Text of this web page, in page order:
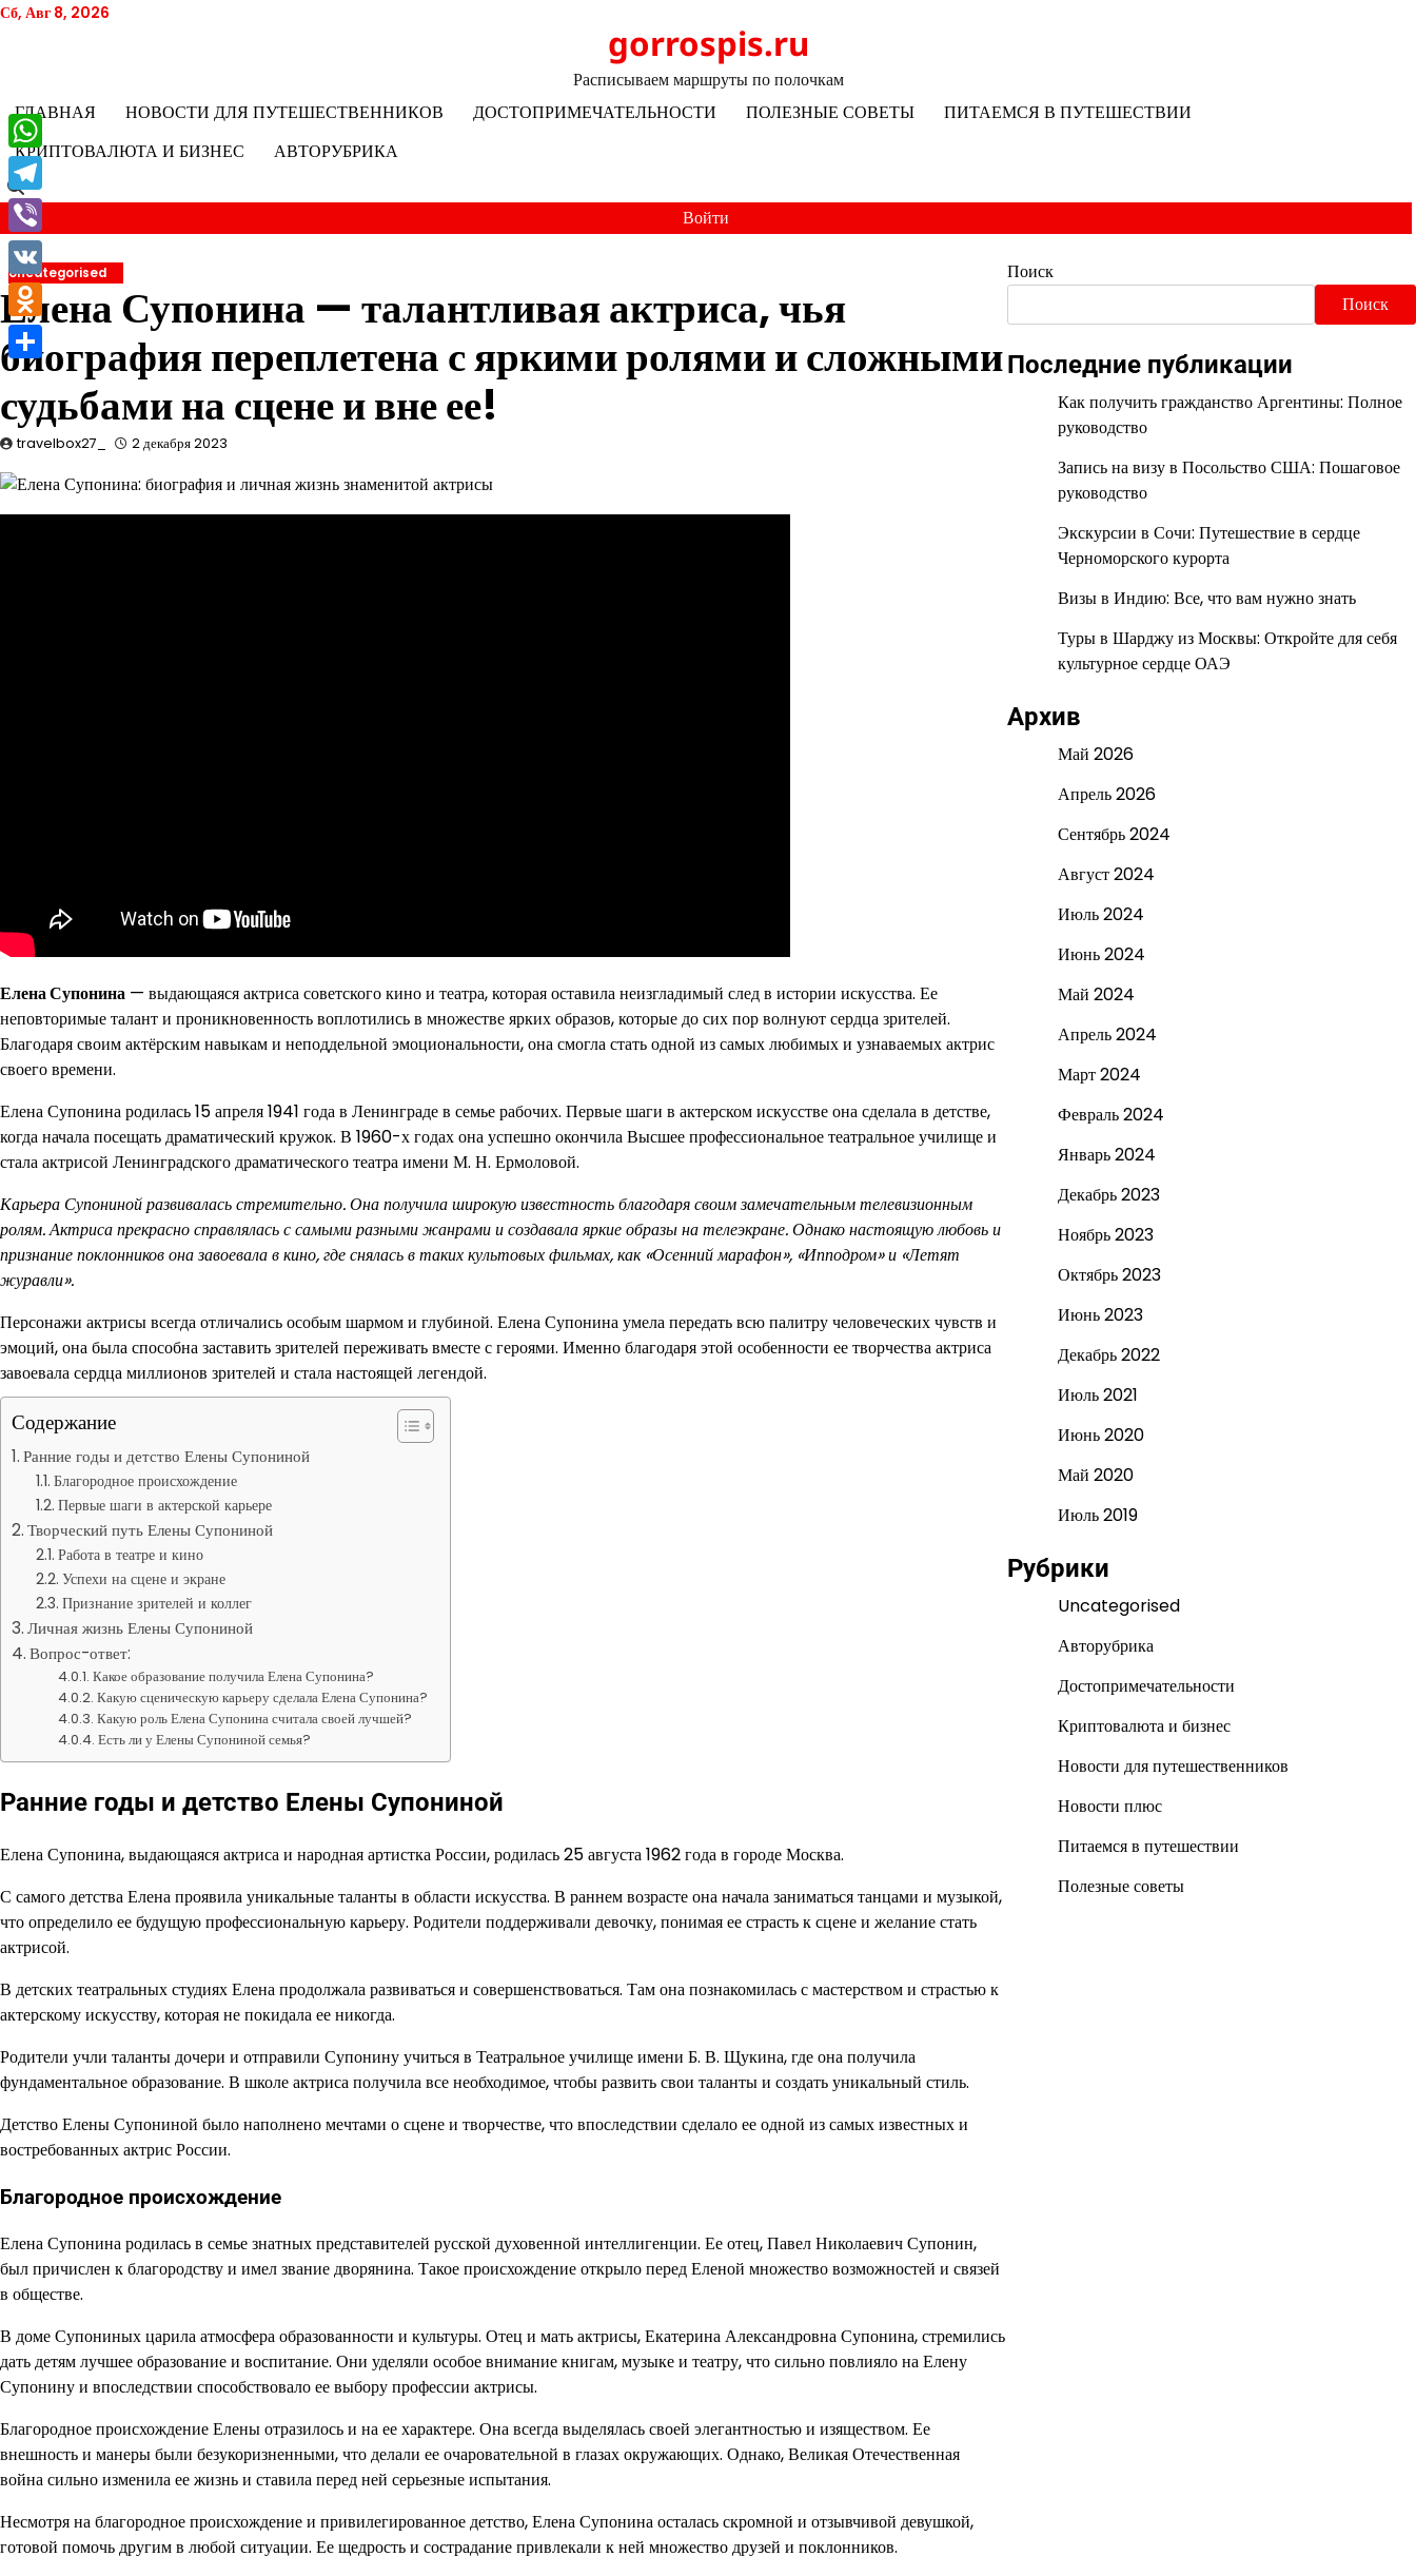
Перейти
Сб, Авг 8, 2026
gorrospis.ru
Расписываем маршруты по полочкам
ГЛАВНАЯ
НОВОСТИ ДЛЯ ПУТЕШЕСТВЕННИКОВ ДОСТОПРИМЕЧАТЕЛЬНОСТИ ПОЛЕЗНЫЕ СОВЕТЫ
ПИТАЕМСЯ В ПУТЕШЕСТВИИ
КРИПТОВАЛЮТА И БИЗНЕС
АВТОРУБРИКА
Войти
Uncategorised
Елена Супонина — талантливая актриса, чья
биография переплетена с яркими ролями и сложными
судьбами на сцене и вне ее!
travelbox27_ 2 декабря 2023
Елена Супонина — выдающаяся актриса советского кино и театра, которая оставила неизгладимый след в истории искусства. Ее
неповторимые талант и проникновенность воплотились в множестве ярких образов, которые до сих пор волнуют сердца зрителей.
Благодаря своим актёрским навыкам и неподдельной эмоциональности, она смогла стать одной из самых любимых и узнаваемых актрис
своего времени.
Елена Супонина родилась 15 апреля 1941 года в Ленинграде в семье рабочих. Первые шаги в актерском искусстве она сделала в детстве,
когда начала посещать драматический кружок. В 1960-х годах она успешно окончила Высшее профессиональное театральное училище и
стала актрисой Ленинградского драматического театра имени М. Н. Ермоловой.
Карьера Супониной развивалась стремительно. Она получила широкую известность благодаря своим замечательным телевизионным
ролям. Актриса прекрасно справлялась с самыми разными жанрами и создавала яркие образы на телеэкране. Однако настоящую любовь и
признание поклонников она завоевала в кино, где снялась в таких культовых фильмах, как «Осенний марафон», «Ипподром» и «Летят
журавли».
Персонажи актрисы всегда отличались особым шармом и глубиной. Елена Супонина умела передать всю палитру человеческих чувств и
эмоций, она была способна заставить зрителей переживать вместе с героями. Именно благодаря этой особенности ее творчества актриса
завоевала сердца миллионов зрителей и стала настоящей легендой.
Содержание
Ранние годы и детство Елены Супониной
Благородное происхождение
Первые шаги в актерской карьере
Творческий путь Елены Супониной
Работа в театре и кино
Успехи на сцене и экране
Признание зрителей и коллег
Личная жизнь Елены Супониной
Вопрос-ответ:
Какое образование получила Елена Супонина?
Какую сценическую карьеру сделала Елена Супонина?
Какую роль Елена Супонина считала своей лучшей?
Есть ли у Елены Супониной семья?
Ранние годы и детство Елены Супониной
Елена Супонина, выдающаяся актриса и народная артистка России, родилась 25 августа 1962 года в городе Москва.
С самого детства Елена проявила уникальные таланты в области искусства. В раннем возрасте она начала заниматься танцами и музыкой,
что определило ее будущую профессиональную карьеру. Родители поддерживали девочку, понимая ее страсть к сцене и желание стать
актрисой.
В детских театральных студиях Елена продолжала развиваться и совершенствоваться. Там она познакомилась с мастерством и страстью к
актерскому искусству, которая не покидала ее никогда.
Родители учли таланты дочери и отправили Супонину учиться в Театральное училище имени Б. В. Щукина, где она получила
фундаментальное образование. В школе актриса получила все необходимое, чтобы развить свои таланты и создать уникальный стиль.
Детство Елены Супониной было наполнено мечтами о сцене и творчестве, что впоследствии сделало ее одной из самых известных и
востребованных актрис России.
Благородное происхождение
Елена Супонина родилась в семье знатных представителей русской духовенной интеллигенции. Ее отец, Павел Николаевич Супонин,
был причислен к благородству и имел звание дворянина. Такое происхождение открыло перед Еленой множество возможностей и связей
в обществе.
В доме Супониных царила атмосфера образованности и культуры. Отец и мать актрисы, Екатерина Александровна Супонина, стремились
дать детям лучшее образование и воспитание. Они уделяли особое внимание книгам, музыке и театру, что сильно повлияло на Елену
Супонину и впоследствии способствовало ее выбору профессии актрисы.
Благородное происхождение Елены отразилось и на ее характере. Она всегда выделялась своей элегантностью и изяществом. Ее
внешность и манеры были безукоризненными, что делали ее очаровательной в глазах окружающих. Однако, Великая Отечественная
война сильно изменила ее жизнь и ставила перед ней серьезные испытания.
Несмотря на благородное происхождение и привилегированное детство, Елена Супонина осталась скромной и отзывчивой девушкой,
готовой помочь другим в любой ситуации. Ее щедрость и сострадание привлекали к ней множество друзей и поклонников.
Поиск
Поиск
Последние публикации
Как получить гражданство Аргентины: Полное
руководство
Запись на визу в Посольство США: Пошаговое
руководство
Экскурсии в Сочи: Путешествие в сердце
Черноморского курорта
Визы в Индию: Все, что вам нужно знать
Туры в Шарджу из Москвы: Откройте для себя
культурное сердце ОАЭ
Архив
Май 2026
Апрель 2026
Сентябрь 2024
Август 2024
Июль 2024
Июнь 2024
Май 2024
Апрель 2024
Март 2024
Февраль 2024
Январь 2024
Декабрь 2023
Ноябрь 2023
Октябрь 2023
Июнь 2023
Декабрь 2022
Июль 2021
Июнь 2020
Май 2020
Июль 2019
Рубрики
Uncategorised
Авторубрика
Достопримечательности
Криптовалюта и бизнес
Новости для путешественников
Новости плюс
Питаемся в путешествии
Полезные советы
WhatsApp
Telegram
Viber
VK
Odnoklassniki
Отправить